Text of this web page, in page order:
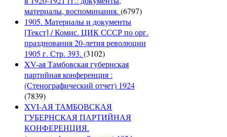
материалы, воспоминания. (6797)
1905. Материалы и документы
[Текст] / Комис. ЦИК СССР по орг.
празднования 20-летия революции
1905 г. Стр. 393. (3102)
XV-ая Тамбовская губернская
партийная конференция :
(Стенографический отчет) 1924
(7839)
XVI-АЯ ТАМБОВСКАЯ
ГУБЕРНСКАЯ ПАРТИЙНАЯ
КОНФЕРЕНЦИЯ.